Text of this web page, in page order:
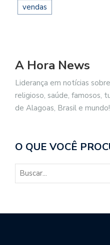
vendas
A Hora News
Liderança em notícias
religioso, saúde, famosos,
de Alagoas, Brasil e mundo!
O QUE VOCÊ